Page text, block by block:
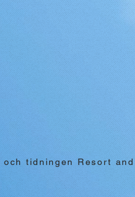
och tidningen Resort and